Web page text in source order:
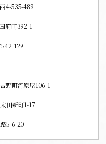
4-535-489
府町392-1
129
野町河原屋106-1
田新町1-17
5-6-20